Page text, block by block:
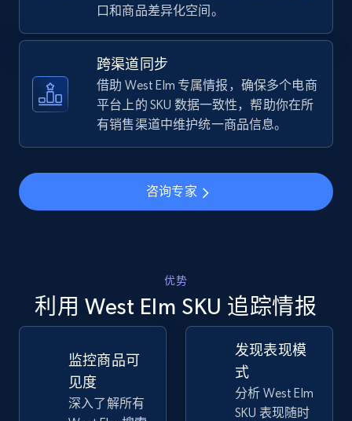
TikTok Shop - discover records by shop url
URL, Title, Available, Description, Currency, Initial
668+
Seller id, URL, Seller name, Description, Detailed
info, Stars, Feedbacks, Return policy, and more.
立即开始
口和商品差异化空间。
跨渠道同步
借助 West Elm 专属情报，确保多个电商
平台上的 SKU 数据一致性，帮助你在所
有销售渠道中维护统一商品信息。
咨询专家
优势
利用 West Elm SKU 追踪情报
监控商品可
见度
深入了解所有
发现表现模
式
分析 West Elm
SKU 表现随时